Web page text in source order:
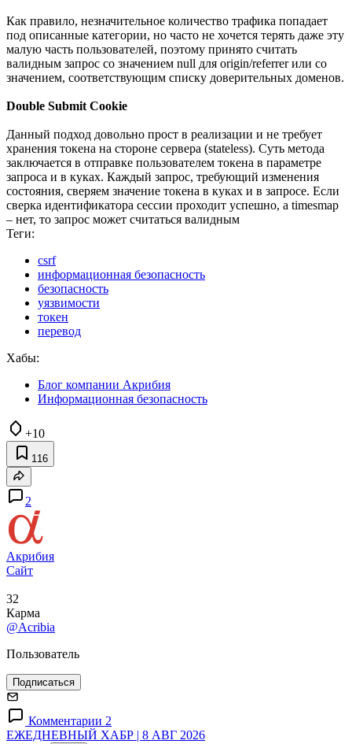
Как правило, незначительное количество трафика попадает
под описанные категории, но часто не хочется терять даже эту
малую часть пользователей, поэтому принято считать
валидным запрос со значением null для origin/referrer или со
значением, соответствующим списку доверительных доменов.
Double Submit Cookie
Данный подход довольно прост в реализации и не требует
хранения токена на стороне сервера (stateless). Суть метода
заключается в отправке пользователем токена в параметре
запроса и в куках. Каждый запрос, требующий изменения
состояния, сверяем значение токена в куках и в запросе. Если
сверка идентификатора сессии проходит успешно, а timesmap
– нет, то запрос может считаться валидным
Теги:
csrf
информационная безопасность
безопасность
уязвимости
токен
перевод
Хабы:
Блог компании Акрибия
Информационная безопасность
+10
116
2
Акрибия
Сайт
32
Карма
@Acribia
Пользователь
Подписаться
Комментарии 2
ЕЖЕДНЕВНЫЙ ХАБР | 8 АВГ 2026